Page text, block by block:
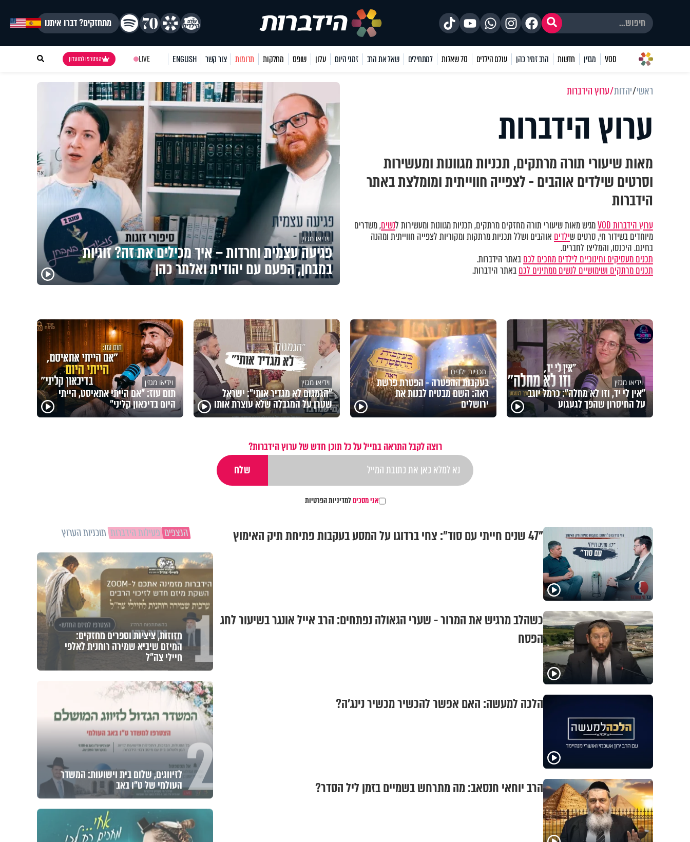
מתחזקים? דברו איתנו
VOD מגזין חדשות הרב זמיר כהן עולם הילדים 70 שאלות למתחילים שאל את הרב זמני היום עלון שופס מחלקות תרומות צור קשר ENGLISH
LIVE הצטרפו למועדון
ראשי יהדות ערוץ הידברות
ערוץ הידברות
מאות שיעורי תורה מרתקים, תכניות מגוונות ומעשירות
וסרטים שילדים אוהבים - לצפייה חווייתית ומומלצת באתר
הידברות
ערוץ הידברות VOD מגיש מאות שיעורי תורה מחזקים מרתקים, תכניות מגוונות ומעשירות לנשים, משדרים
מיוחדים בשידור חי, סרטים שילדים אוהבים ושלל תכניות מרתקות ומקוריות לצפייה חווייתית ומהנה
בחינם. היכנסו, והמליצו לחברים.
תכנים מעסיקים וחינוכיים לילדים מחכים לכםבאתר הידברות.
תכנים מרתקים ושימושיים לנשים ממתינים לכםבאתר הידברות.
וידיאו מגזין
פגיעה עצמית וחרדות – איך מכילים את זה? זוגיות
במבחן, הפעם עם יהודית ואלתר כהן
וידיאו מגזין
"אין לי יד, וזו לא מחלה": כרמל יוגב
על החיסרון שהפך לגעגוע
תכניות ילדים
בעקבות ההפטרה - הפטרת פרשת
ראה: השם מבטיח לבנות את
ירושלים
וידיאו מגזין
"הגמגום לא מגדיר אותי": ישראל
שטרן על המגבלה שלא עוצרת אותו
וידיאו מגזין
תום עוז: "אם הייתי אתאיסט, הייתי
היום בדיכאון קליני"
רוצה לקבל התראה במייל על כל תוכן חדש של ערוץ הידברות?
אני מסכיםלמדיניות הפרטיות
"47 שנים חייתי עם סוד": צחי ברדוגו על המסע בעקבות פתיחת תיק האימוץ
כשהלב מרגיש את המרור - שערי הגאולה נפתחים: הרב אייל אונגר בשיעור לחג
הפסח
הלכה למעשה: האם אפשר להכשיר מכשיר נינג'ה?
הרב יוחאי חנסאב: מה מתרחש בשמיים בזמן ליל הסדר?
הנצפיםפעילות הידברותתוכניות הערוץ
1 מזוזות, ציציות וספרים מחזקים:
המיזם שיביא שמירה רוחנית לאלפי
חיילי צה"ל
2 לזיווגים, שלום בית וישועות: המשדר
העולמי של ט"ו באב